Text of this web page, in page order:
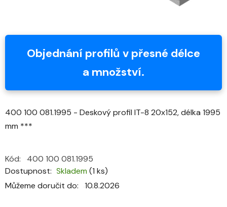
Objednání profilů v přesné délce
a množství.
400 100 081.1995 - Deskový profil IT-8 20x152, délka 1995
mm ***
Dostupnost Skladem (1 ks)
Můžeme doručit do:
10.8.2026
Kód: 400 100 081.1995